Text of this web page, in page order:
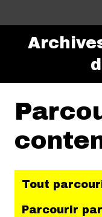
Passer
Tout
Parcourir